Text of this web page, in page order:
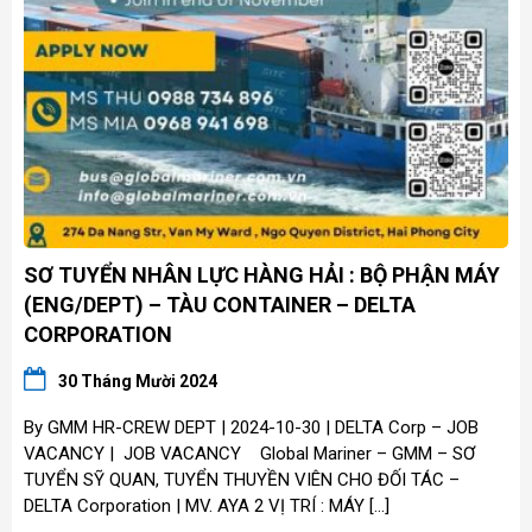
SƠ TUYỂN NHÂN LỰC HÀNG HẢI : BỘ PHẬN MÁY
(ENG/DEPT) – TÀU CONTAINER – DELTA
CORPORATION
30 Tháng Mười 2024
By GMM HR-CREW DEPT | 2024-10-30 | DELTA Corp – JOB
VACANCY | JOB VACANCY Global Mariner – GMM – SƠ
TUYỂN SỸ QUAN, TUYỂN THUYỀN VIÊN CHO ĐỐI TÁC –
DELTA Corporation | MV. AYA 2 VỊ TRÍ : MÁY […]